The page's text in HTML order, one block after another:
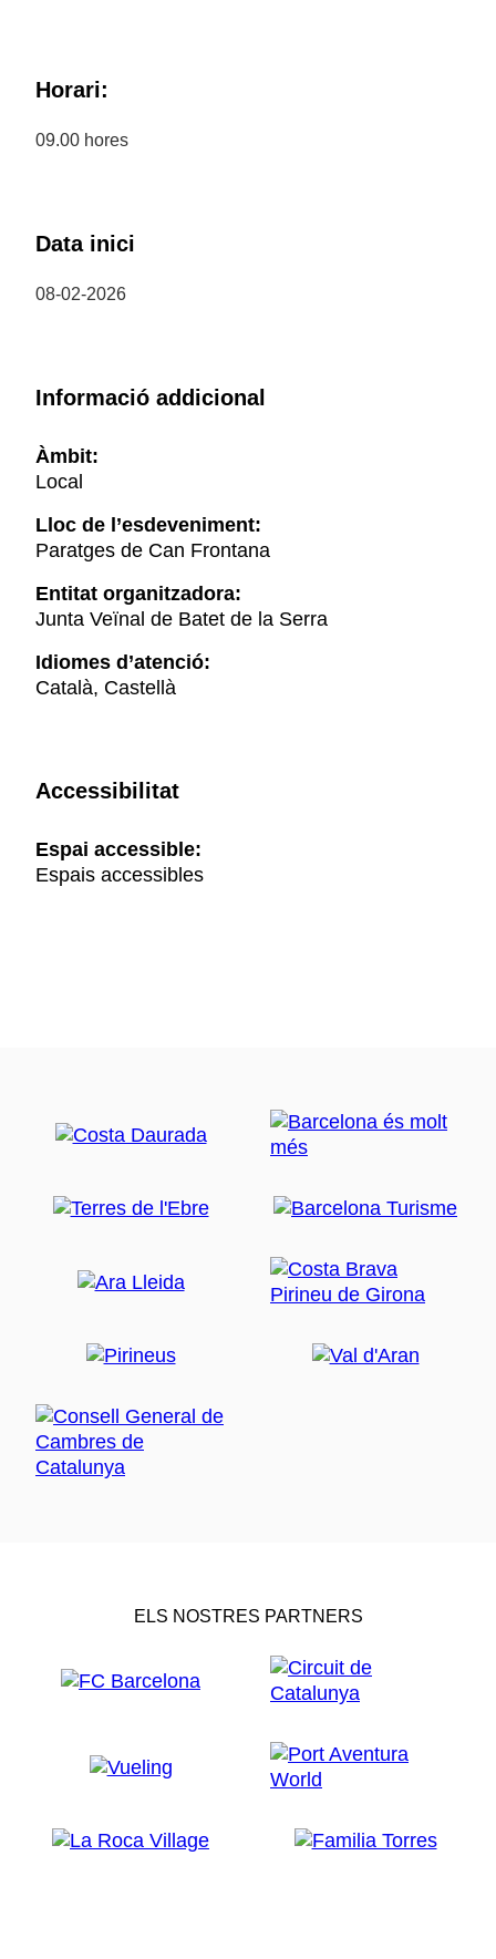
Horari:
09.00 hores
Data inici
08-02-2026
Informació addicional
Àmbit:
Local
Lloc de l’esdeveniment:
Paratges de Can Frontana
Entitat organitzadora:
Junta Veïnal de Batet de la Serra
Idiomes d’atenció:
Català, Castellà
Accessibilitat
Espai accessible:
Espais accessibles
ELS NOSTRES PARTNERS